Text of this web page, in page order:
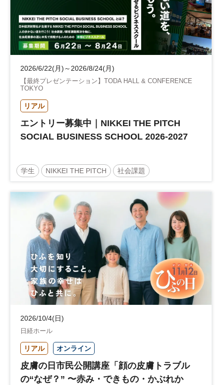
2026/6/22(月)～2026/8/24(月)
【最終プレゼンテーション】TODA HALL & CONFERENCE
TOKYO
リアル
エントリー募集中｜NIKKEI THE PITCH
SOCIAL BUSINESS SCHOOL 2026-2027
学生 NIKKEI THE PITCH 社会課題
サステナビリティ 参加無料
2026/10/4(日)
日経ホール
リアル オンライン
皮膚の日市民公開講座「顔の皮膚トラブル
の“なぜ？” 〜赤み・できもの・かぶれか